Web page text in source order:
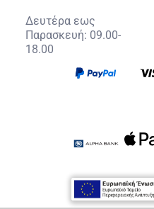
Δευτέρα εως
Παρασκευή: 09.00-
18.00